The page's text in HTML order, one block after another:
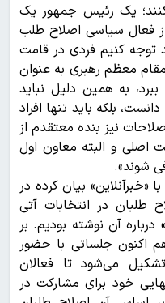
معرفی کنند؛ یک رئیس جمهور یک
فعال سیاسی اصلاح طلب
توجه کنیم فردی در قامت
معظم رهبری به عنوان
به همین دلیل نباید
بلکه باید تنها افراد
نیز بنده معتقدم از
اصلی و البته معاون اول
بیان کرده در
طلبان در انتخابات آتی
آن نوشته بودیم. بر
اکنون جلساتی با حضور
می‌شود تا فعالان
خود برای مشارکت در